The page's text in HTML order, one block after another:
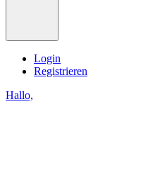
Login
Registrieren
Hallo,